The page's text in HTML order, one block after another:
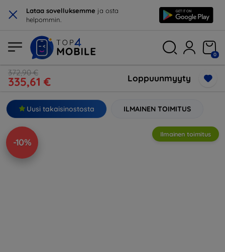
× Lataa sovelluksemme ja osta
helpommin.
0
372,90 €
335,61 € Loppuunmyyty
Uusi takaisinostosta ILMAINEN TOIMITUS
-10%
Ilmainen toimitus